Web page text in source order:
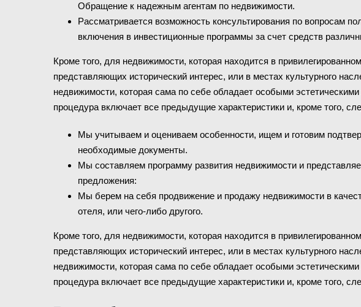
Обращение к надежным агентам по недвижимости.
Рассматривается возможность консультирования по вопросам
включения в инвестиционные программы за счет средств
Кроме того, для недвижимости, которая находится в
представляющих исторический интерес, или в местах культурного
недвижимости, которая сама по себе обладает особыми эстетическими
процедура включает все предыдущие характеристики и, кроме того,
Мы учитываем и оцениваем особенности, ищем и готовим
необходимые документы.
Мы составляем программу развития недвижимости и
предложения:
Мы берем на себя продвижение и продажу недвижимости в
отеля, или чего-либо другого.
Кроме того, для недвижимости, которая находится в
представляющих исторический интерес, или в местах культурного
недвижимости, которая сама по себе обладает особыми эстетическими
процедура включает все предыдущие характеристики и, кроме того,